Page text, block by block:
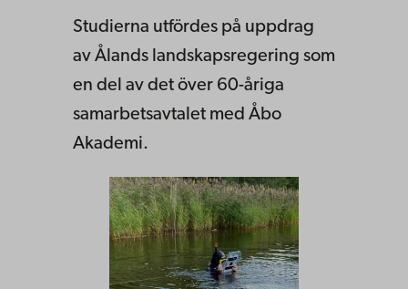
Studierna utfördes på uppdrag
av Ålands landskapsregering som
en del av det över 60-åriga
samarbetsavtalet med Åbo
Akademi.